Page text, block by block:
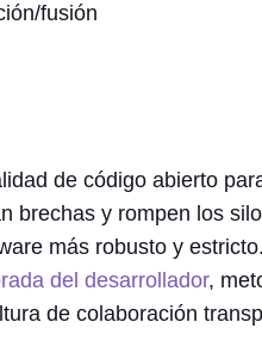
fusión
de código abierto
brechas y rompen los
más robusto y
del desarrollador,
de colaboración